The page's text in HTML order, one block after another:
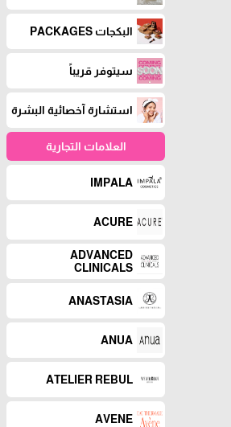
البكجات PACKAGES
سيتوفر قريباً
استشارة آخصائية البشرة
العلامات التجارية
IMPALA
ACURE
ADVANCED
CLINICALS
ANASTASIA
ANUA
ATELIER REBUL
AVENE